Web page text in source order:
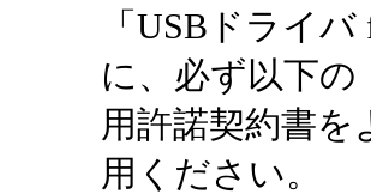
「USBドライ
に、必ず以下の
用許諾契約書
用ください。